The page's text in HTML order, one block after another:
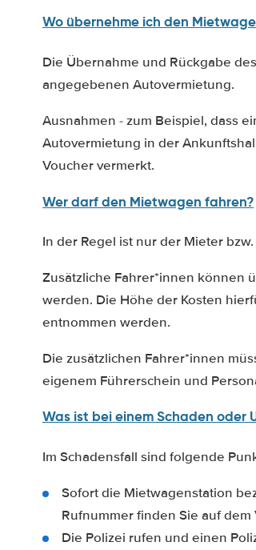
Wo übernehme ich den
Die Übernahme und Rückgabe
angegebenen Autovermietung.
Ausnahmen - zum Beispiel, dass
Autovermietung in der
Voucher vermerkt.
Wer darf den Mietwagen fahren?
In der Regel ist nur der Mieter
Zusätzliche Fahrer*innen können
werden. Die Höhe der Kosten
entnommen werden.
Die zusätzlichen Fahrer*innen
eigenem Führerschein und
Was ist bei einem Schaden oder
Im Schadensfall sind folgende
Sofort die Mietwagenstation
Rufnummer finden Sie auf
Die Polizei rufen und einen